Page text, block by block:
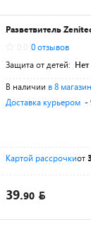
Разветвитель
0 отзывов
Защита от детей: Нет
В наличии в 8
Доставка курьером -
Картой рассрочкиот
39.90